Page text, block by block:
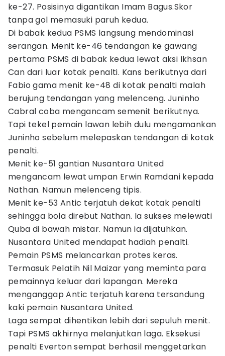
ke-27. Posisinya digantikan Imam Bagus.Skor
tanpa gol memasuki paruh kedua.
Di babak kedua PSMS langsung mendominasi
serangan. Menit ke-46 tendangan ke gawang
pertama PSMS di babak kedua lewat aksi Ikhsan
Can dari luar kotak penalti. Kans berikutnya dari
Fabio gama menit ke-48 di kotak penalti malah
berujung tendangan yang melenceng. Juninho
Cabral coba mengancam semenit berikutnya.
Tapi tekel pemain lawan lebih dulu mengamankan
Juninho sebelum melepaskan tendangan di kotak
penalti.
Menit ke-51 gantian Nusantara United
mengancam lewat umpan Erwin Ramdani kepada
Nathan. Namun melenceng tipis.
Menit ke-53 Antic terjatuh dekat kotak penalti
sehingga bola direbut Nathan. Ia sukses melewati
Quba di bawah mistar. Namun ia dijatuhkan.
Nusantara United mendapat hadiah penalti.
Pemain PSMS melancarkan protes keras.
Termasuk Pelatih Nil Maizar yang meminta para
pemainnya keluar dari lapangan. Mereka
menganggap Antic terjatuh karena tersandung
kaki pemain Nusantara United.
Laga sempat dihentikan lebih dari sepuluh menit.
Tapi PSMS akhirnya melanjutkan laga. Eksekusi
penalti Everton sempat berhasil menggetarkan